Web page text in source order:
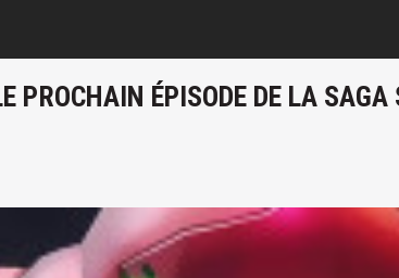
PROCHAIN ÉPISODE DE LA